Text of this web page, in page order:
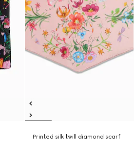
Printed silk twill diamond scarf